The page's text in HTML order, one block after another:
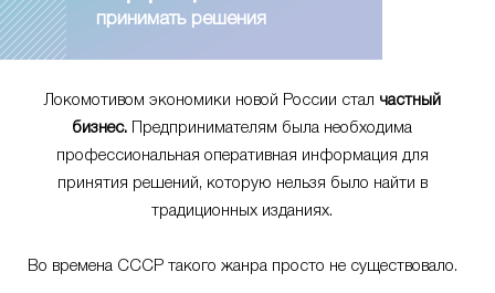
принимать решения
Локомотивом экономики новой России стал частный
бизнес. Предпринимателям была необходима
профессиональная оперативная информация для
принятия решений, которую нельзя было найти в
традиционных изданиях.
Во времена СССР такого жанра просто не существовало.